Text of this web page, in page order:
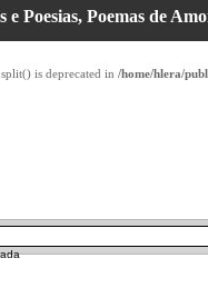
e Poesias, Poemas de
is deprecated in /home/hlera/